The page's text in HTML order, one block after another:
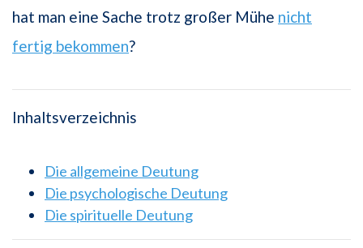
hat man eine Sache trotz großer Mühe nicht
fertig bekommen?
Inhaltsverzeichnis
Die allgemeine Deutung
Die psychologische Deutung
Die spirituelle Deutung